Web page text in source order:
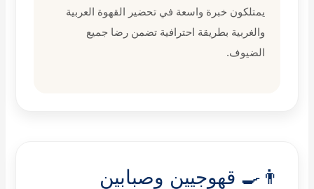
يمتلكون خبرة واسعة في تحضير القهوة العربية
والغربية بطريقة احترافية تضمن رضا جميع
الضيوف.
👨‍🍳 قهوجيين وصبابين